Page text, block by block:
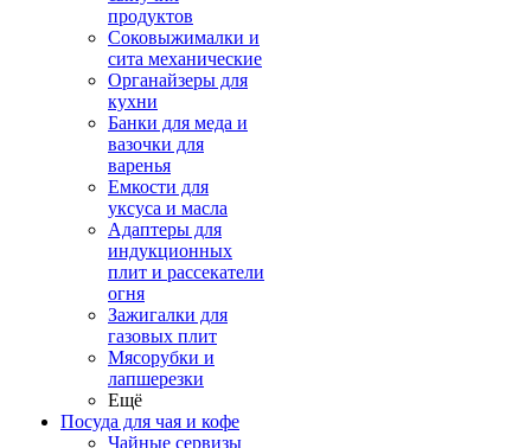
продуктов
Соковыжималки и
сита механические
Органайзеры для
кухни
Банки для меда и
вазочки для
варенья
Емкости для
уксуса и масла
Адаптеры для
индукционных
плит и рассекатели
огня
Зажигалки для
газовых плит
Мясорубки и
лапшерезки
Ещё
Посуда для чая и кофе
Чайные сервизы